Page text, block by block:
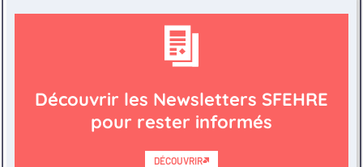
Découvrir les Newsletters SFEHRE
pour rester informés
DÉCOUVRIR